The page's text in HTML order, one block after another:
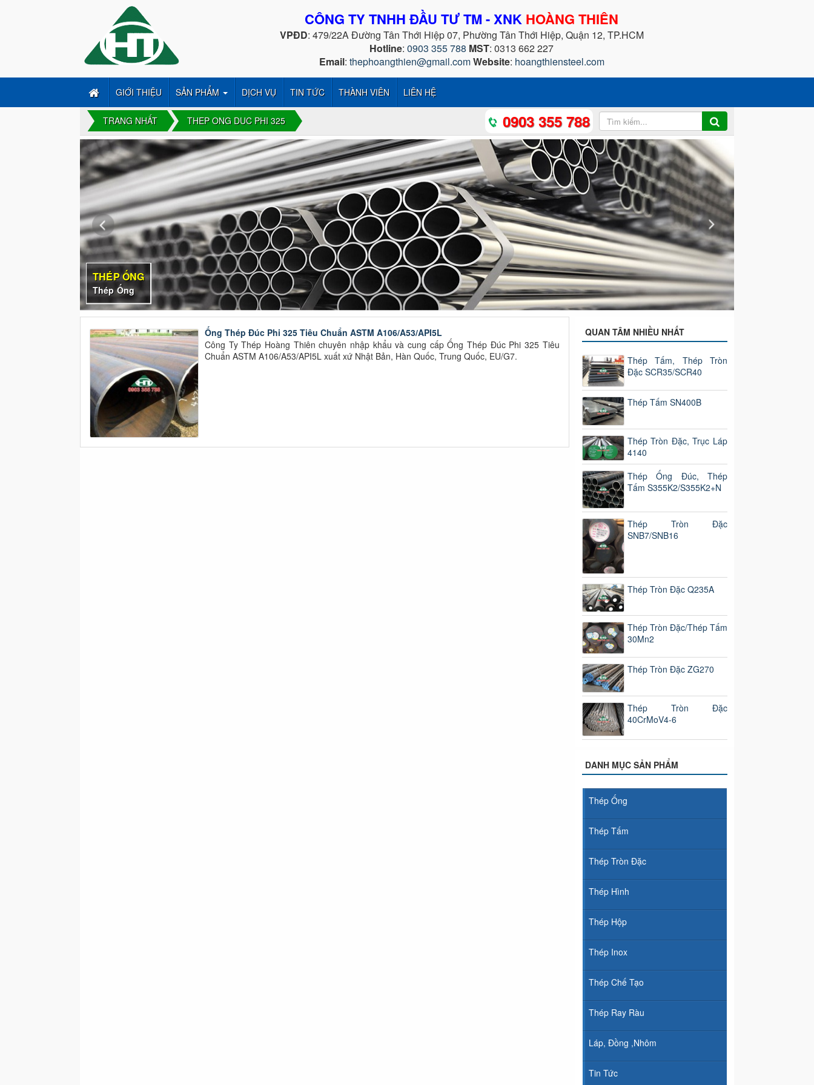
CÔNG TY TNHH ĐẦU TƯ TM - XNK HOÀNG THIÊN
VPĐD: 479/22A Đường Tân Thới Hiệp 07, Phường Tân Thới Hiệp, Quận 12, TP.HCM
Hotline: 0903 355 788 MST: 0313 662 227
Email: thephoangthien@gmail.comWebsite: hoangthiensteel.com
GIỚI THIỆU SẢN PHẨM DỊCH VỤ TIN TỨC THÀNH VIÊN LIÊN HỆ
TRANG NHẤT THEP ONG DUC PHI 325 0903 355 788
THÉP TẤM
Chuyên Cung Cấp
THÉP ỐNG
Thép Ống
Ống Thép Đúc Phi 325 Tiêu Chuẩn ASTM A106/A53/API5L
Công Ty Thép Hoàng Thiên chuyên nhập khẩu và cung cấp Ống Thép Đúc Phi 325 Tiêu
Chuẩn ASTM A106/A53/API5L xuất xứ Nhật Bản, Hàn Quốc, Trung Quốc, EU/G7.
QUAN TÂM NHIỀU NHẤT
Thép Tấm, Thép Tròn
Đặc SCR35/SCR40
Thép Tấm SN400B
Thép Tròn Đặc, Trục Láp
4140
Thép Ống Đúc, Thép
Tấm S355K2/S355K2+N
Thép Tròn Đặc
SNB7/SNB16
Thép Tròn Đặc Q235A
Thép Tròn Đặc/Thép Tấm
30Mn2
Thép Tròn Đặc ZG270
Thép Tròn Đặc
40CrMoV4-6
DANH MỤC SẢN PHẨM
Thép Ống
Thép Tấm
Thép Tròn Đặc
Thép Hình
Thép Hộp
Thép Inox
Thép Chế Tạo
Thép Ray Ràu
Láp, Đồng ,Nhôm
Tin Tức